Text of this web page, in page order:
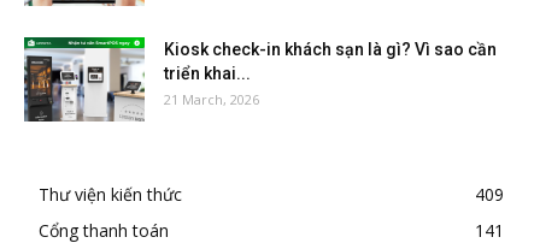
Kiosk check-in khách sạn là gì? Vì sao cần
triển khai...
21 March, 2026
Thư viện kiến thức
409
Cổng thanh toán
141